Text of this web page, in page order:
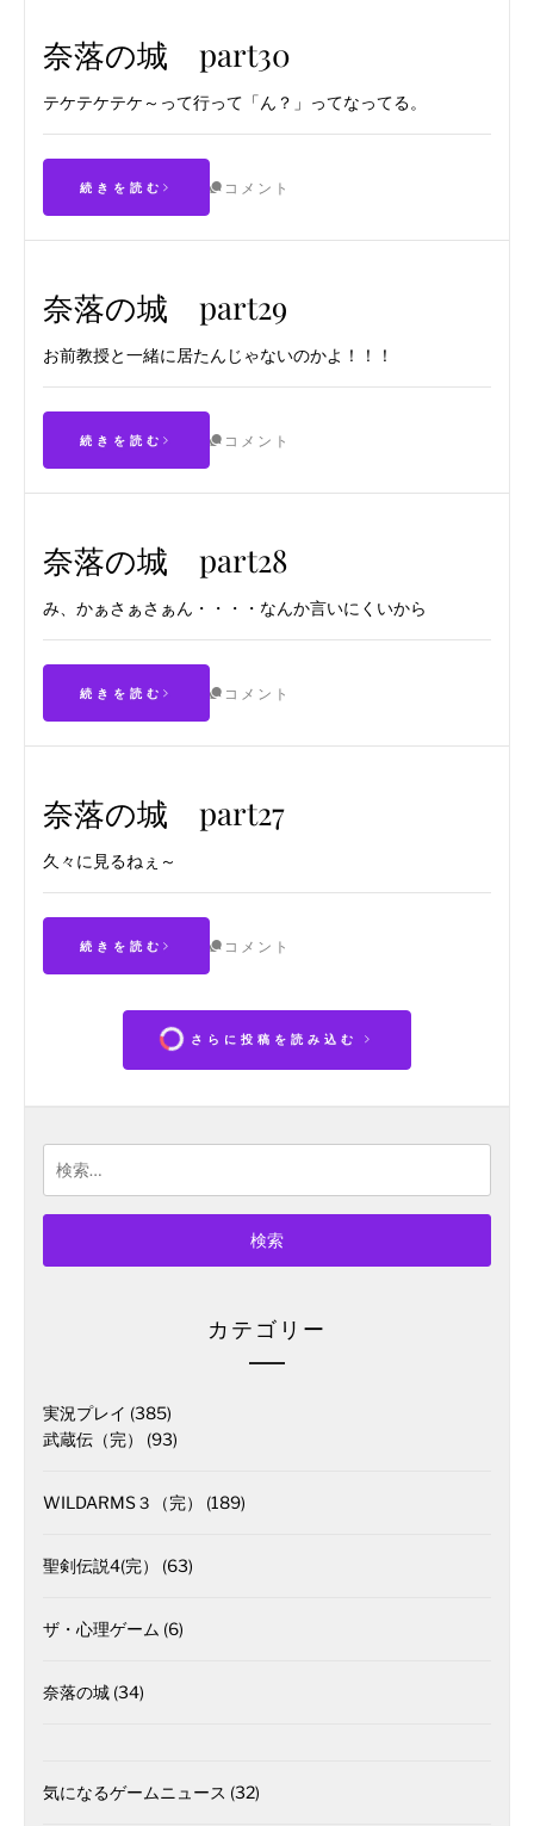
奈落の城 part30
テケテケテケ～って行って「ん？」ってなってる。
続きを読む コメント
奈落の城 part29
お前教授と一緒に居たんじゃないのかよ！！！
続きを読む コメント
奈落の城 part28
み、かぁさぁさぁん・・・・なんか言いにくいから
続きを読む コメント
奈落の城 part27
久々に見るねぇ～
続きを読む コメント
さらに投稿を読み込む
索:
カテゴリー
実況プレイ (385)
武蔵伝（完）
(93)
WILDARMS３（完） (189)
聖剣伝説4(完） (63)
ザ・心理ゲーム (6)
奈落の城 (34)
気になるゲームニュース (32)